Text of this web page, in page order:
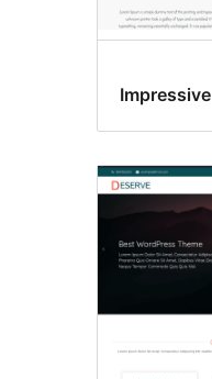
Impressive